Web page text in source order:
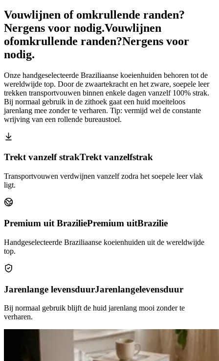
Vouwlijnen of omkrullende randen?
Nergens voor nodig.Vouwlijnen
ofomkrullende randen?Nergens voor
nodig.
Onze handgeselecteerde Braziliaanse koeienhuiden behoren tot de
wereldwijde top. Door de zwaartekracht en het zware, soepele leer
trekken transportvouwen binnen enkele dagen vanzelf 100% strak.
Bij normaal gebruik in de zithoek gaat een huid moeiteloos
jarenlang mee zonder te verharen. Tip: vermijd wel de constante
wrijving van een rollende bureaustoel.
Trekt vanzelf strakTrekt vanzelfstrak
Transportvouwen verdwijnen vanzelf zodra het soepele leer vlak
ligt.
Premium uit BraziliePremium uitBrazilie
Handgeselecteerde Braziliaanse koeienhuiden uit de wereldwijde
top.
Jarenlange levensduurJarenlangelevensduur
Bij normaal gebruik blijft de huid jarenlang mooi zonder te
verharen.